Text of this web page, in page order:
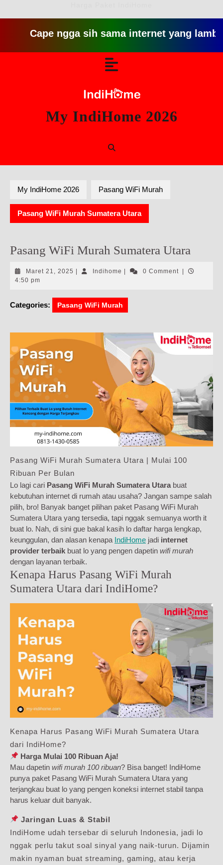
ngga sih sama internet yang lambat
My IndiHome 2026
My IndiHome 2026 Pasang WiFi Murah
Pasang WiFi Murah Sumatera Utara
Pasang WiFi Murah Sumatera Utara
Maret 21, 2025 Maret
Indihome Indihome0 Comment
4:50 pm
Categories: Pasang WiFi Murah
Pasang WiFi Murah Sumatera Utara | Mulai 100
Ribuan Per Bulan
Lo lagi cari Pasang WiFi Murah Sumatera Utarabuat
kebutuhan internet di rumah atau usaha? Jangan sampe salah
pilih, bro! Banyak banget pilihan paket Pasang WiFi Murah
Sumatera Utara yang tersedia, tapi nggak semuanya worth it
buat lo. Nah, di sini gue bakal kasih lo daftar harga lengkap,
keunggulan, dan alasan kenapa IndiHome jadi internet
provider terbaik buat lo yang pengen dapetin wifi murah
dengan layanan terbaik.
Kenapa Harus Pasang WiFi Murah
Sumatera Utara dari IndiHome?
Kenapa Harus Pasang WiFi Murah Sumatera Utara
dari IndiHome?
Harga Mulai 100 Ribuan Aja!
Mau dapetin wifi murah 100 ribuan? Bisa banget! IndiHome
punya paket Pasang WiFi Murah Sumatera Utara yang
terjangkau buat lo yang pengen koneksi internet stabil tanpa
harus keluar duit banyak.
Jaringan Luas & Stabil
IndiHome udah tersebar di seluruh Indonesia, jadi lo
nggak perlu takut soal sinyal yang naik-turun. Dijamin
makin nyaman buat streaming, gaming, atau kerja